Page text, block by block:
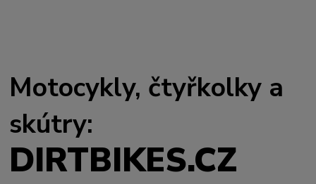
Motocykly, čtyřkolky a
skútry:
DIRTBIKES.CZ